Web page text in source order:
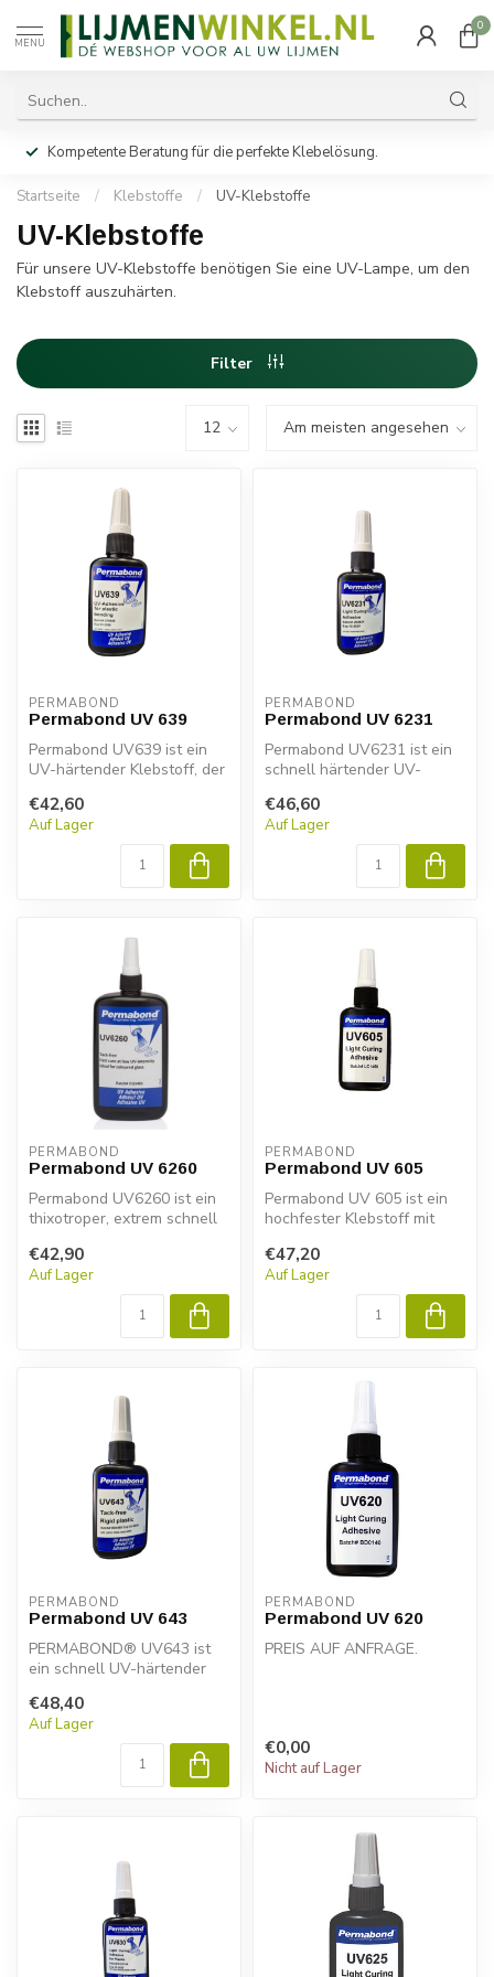
MENU
0
Kompetente Beratung für die perfekte Klebelösung.
Startseite / Klebstoffe / UV-Klebstoffe
UV-Klebstoffe
Für unsere UV-Klebstoffe benötigen Sie eine UV-Lampe, um den
Klebstoff auszuhärten.
Filter
PERMABOND
Permabond UV 639
Permabond UV639 ist ein
UV-härtender Klebstoff, der
Kunst...
€42,60
Auf Lager
PERMABOND
Permabond UV 6231
Permabond UV6231 ist ein
schnell härtender UV-
hervorragender optis...
€46,60
Auf Lager
PERMABOND
Permabond UV 6260
Permabond UV6260 ist ein
thixotroper, extrem schnell
...
€42,90
Auf Lager
PERMABOND
Permabond UV 605
Permabond UV 605 ist ein
hochfester Klebstoff mit
de...
€47,20
Auf Lager
PERMABOND
Permabond UV 643
PERMABOND® UV643 ist
ein schnell UV-härtender
Haftung ...
€48,40
Auf Lager
PERMABOND
Permabond UV 620
PREIS AUF ANFRAGE.
€0,00
Nicht auf Lager